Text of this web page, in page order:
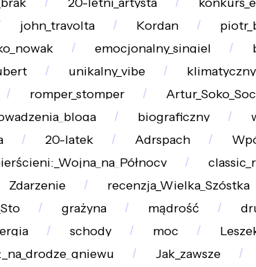
john_travolta Kordan
emocjonalny_singiel
unikalny_vibe klimatyczny
romper_stomper
biograficzny
20-latek Adrspach
Zdarzenie recenzja_Wielka_Szóstka
grażyna mądrość
schody moc
Jak_zawsze